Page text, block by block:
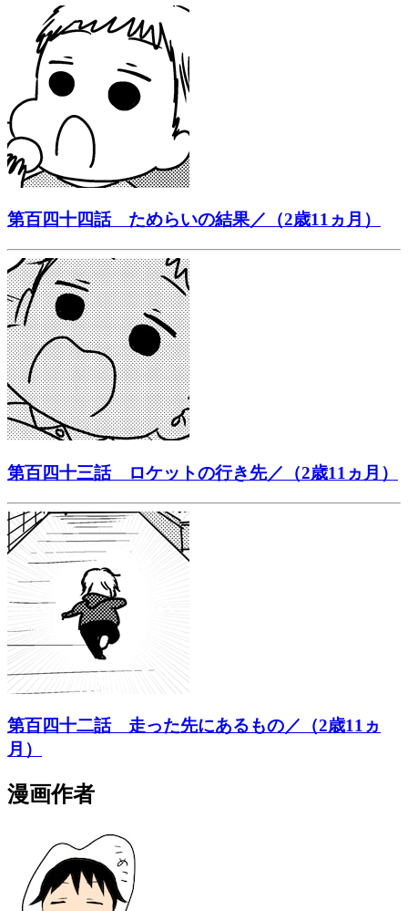
第百四十四話 ためらいの結果／（2歳11ヵ月）
第百四十三話 ロケットの行き先／（2歳11ヵ月）
第百四十二話 走った先にあるもの／（2歳11ヵ
月）
漫画作者